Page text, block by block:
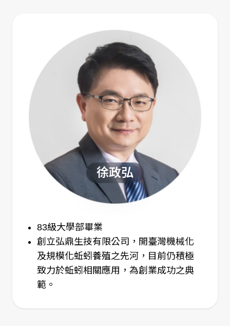
徐政弘
83級大學部畢業
創立弘鼎生技有限公司，開臺灣機械化
及規模化蚯蚓養殖之先河，目前仍積極
致力於蚯蚓相關應用，為創業成功之典
範。